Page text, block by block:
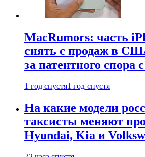
MacRumors: часть
снять с продаж в
за патентного спора
1 год спустя1 год спустя
На какие модели
таксисты меняют
Hyundai, Kia и